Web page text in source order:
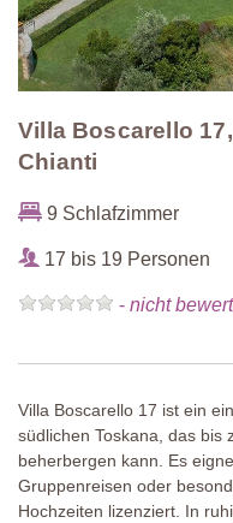
Villa Boscarello
Chianti
9 Schlafzimmer
17 bis 19 Personen
- nicht
Villa Boscarello 17 ist ein
südlichen Toskana, das bis
beherbergen kann. Es
Gruppenreisen oder
Hochzeiten lizenziert. In